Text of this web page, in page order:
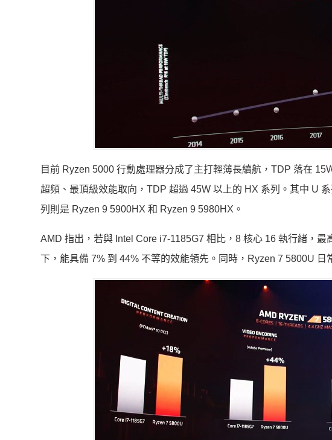
目前 Ryzen 5000 行動處理器分成了主打輕薄長續航，TDP 落在
超頻、最頂級效能取向，TDP 超過 45W 以上的 HX 系列。其中 U
列則是 Ryzen 9 5900HX 和 Ryzen 9 5980HX。
AMD 指出，若與 Intel Core i7-1185G7 相比，8 核心 16 執行緒，
下，能具備 7% 到 44% 不等的效能領先。同時，Ryzen 7 5800U